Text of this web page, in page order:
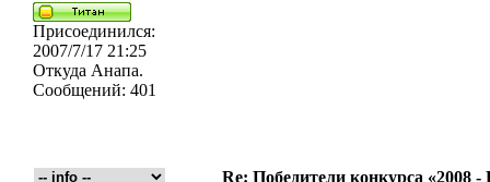
Присоединился:
2007/7/17 21:25
Откуда Анапа.
Сообщений: 401
Re: Победители конкурса «2008